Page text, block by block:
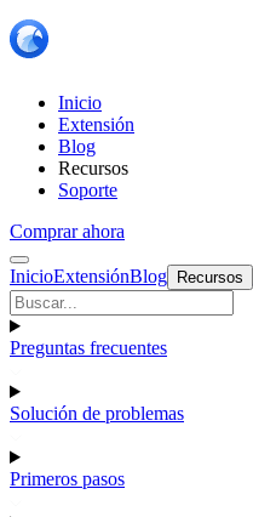
Inicio
Extensión
Blog
Recursos
Soporte
Comprar ahora
InicioExtensiónBlog Recursos
Preguntas frecuentes
Solución de problemas
Primeros pasos